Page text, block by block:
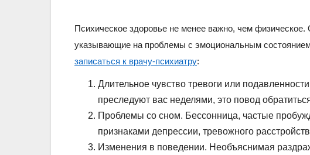
Психическое здоровье не менее важно, чем
указывающие на проблемы с эмоциональным
записаться к врачу-психиатру:
Длительное чувство тревоги или
преследуют вас неделями, это повод
Проблемы со сном. Бессонница, частые
признаками депрессии, тревожного
Изменения в поведении. Необъяснимая